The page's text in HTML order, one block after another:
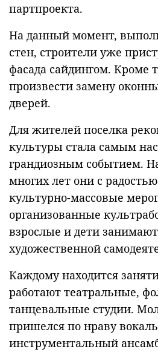
партпроекта.
На данный момент,
стен, строители уже
фасада сайдингом. Кроме
произвести замену
дверей.
Для жителей поселка
культуры стала самым
грандиозным событием.
многих лет они с
культурно-массовые
организованные
взрослые и дети
художественной
Каждому находится
работают театральные,
танцевальные студии.
пришелся по нраву
инструментальный